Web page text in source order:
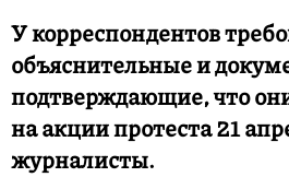
У корреспондентов
объяснительные и
подтверждающие, что
на акции протеста 21
журналисты.